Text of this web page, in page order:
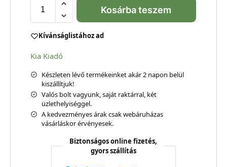
Kosárba teszem
Kívánságlistához ad
Kia Kiadó
Készleten lévő termékeinket akár 2 napon belül
kiszállítjuk!
Valós bolt vagyunk, saját raktárral, két
üzlethelyiséggel.
A kedvezményes árak csak webáruházas
vásárláskor érvényesek.
Biztonságos online fizetés,
gyors szállítás